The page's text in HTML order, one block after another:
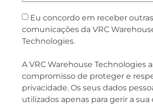
Eu concordo em receber outras
comunicações da VRC
Technologies.
A VRC Warehouse Technologies
compromisso de proteger e
privacidade. Os seus dados
utilizados apenas para gerir a sua